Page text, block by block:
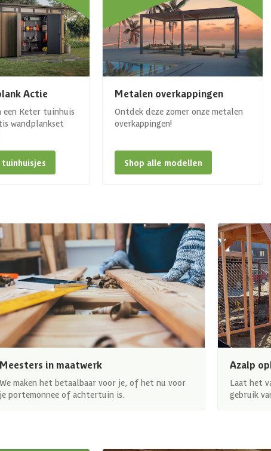
Actie
een Keter tuinhuis
wandplankset
Metalen overkappingen
Ontdek deze zomer onze metalen
overkappingen!
Shop alle modellen
Meesters in maatwerk
We maken het betaalbaar voor je, of het nu voor
je portemonnee of achtertuin is.
Azalp
Laat het
gebruik